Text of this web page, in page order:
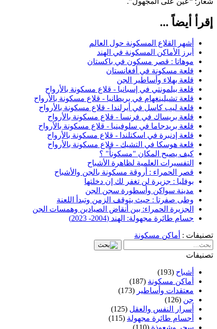
إقرأ أيضاً ...
أشهر القلاع المسكونة حول العالم
أبرز الأماكن المسكونة في الهند
موهاتا : قصر مسكون في باكستان
قلعة مسكونة في أفغانستان
قلعة بهلاء وأساطير الجن
قلعة بيلمونتي في إسبانيا - قلاع مسكونة بالأرواح
قلعة تشيلينغهام في بريطانيا - قلاع مسكونة بالأرواح
قلعة ليب كاسل في أيرلندا - قلاع مسكونة بالأرواح
قلعة بريساك في فرنسا - قلاع مسكونة بالأرواح
قلعة بريدجاما في سلوفينيا - قلاع مسكونة بالأرواح
قلعة إدنبرة في اسكتلندا - قلاع مسكونة بالأرواح
قلعة هوسكا في التشيك - قلاع مسكونة بالأرواح
كيف يصبح المكان "مسكوناً" ؟
التفسيرات العلمية لظاهرة الأشباح
قصر الحمراء : أروقة مسكونة بالجن والأشباح
بوفليا : جزيرة لن تغفر لك إن دخلتها
مدينة سواكن وأسطورة سجن الجن
وطى صفرتا : حيث يتوقف الزمن وتبدأ اللعنة
الجزيرة الحمراء: بين أنقاض الصيادين وهمسات الجن
جسام طائرة مجهولة: الهند (2004- 2023)
تصنيفات : أماكن مسكونة
تصنيفات
أشباح (193)
أماكن مسكونة (187)
معتقدات وأساطير (173)
جن (126)
أسرار النفس والعقل (125)
أجسام طائرة مجهولة (115)